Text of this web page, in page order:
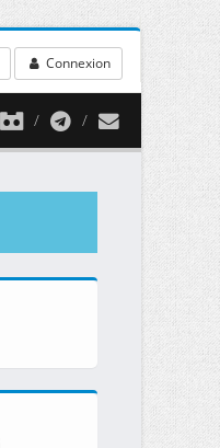
Connexion